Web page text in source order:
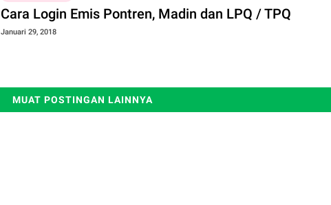
Cara Login Emis Pontren, Madin dan LPQ / TPQ
Januari 29, 2018
MUAT POSTINGAN LAINNYA